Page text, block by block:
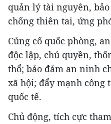
quản lý tài nguyên,
chống thiên tai, ứng
Củng cố quốc phòng,
độc lập, chủ quyền,
thổ; bảo đảm an ninh
xã hội; đẩy mạnh công
quốc tế.
Chủ động, tích cực